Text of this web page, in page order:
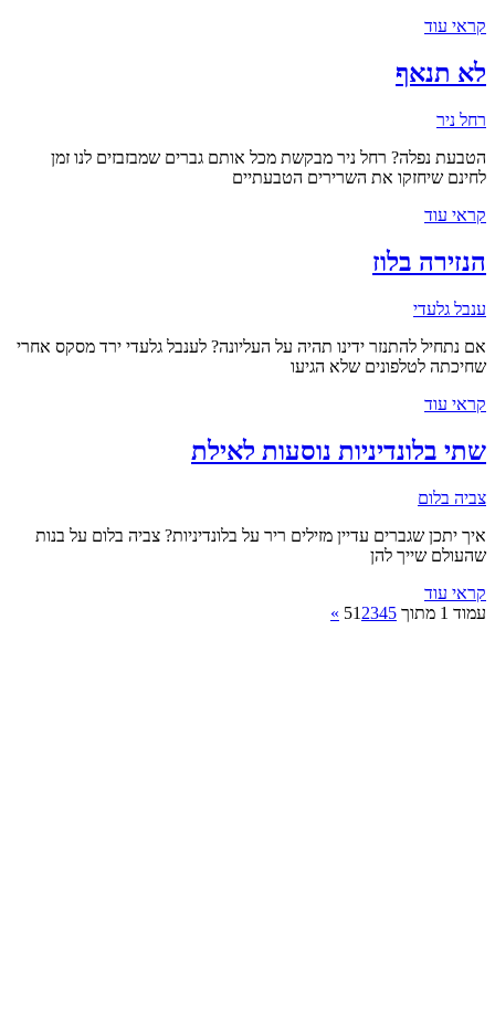
קראי עוד
לא תנאף
רחל ניר
הטבעת נפלה? רחל ניר מבקשת מכל אותם גברים שמבזבזים לנו זמן
לחינם שיחזקו את השרירים הטבעתיים
קראי עוד
הנזירה בלוז
ענבל גלעדי
אם נתחיל להתנזר ידינו תהיה על העליונה? לענבל גלעדי ירד מסקס אחרי
שחיכתה לטלפונים שלא הגיעו
קראי עוד
שתי בלונדיניות נוסעות לאילת
צביה בלום
איך יתכן שגברים עדיין מזילים ריר על בלונדיניות? צביה בלום על בנות
שהעולם שייך להן
קראי עוד
עמוד 1 מתוך 5
1 2345
»